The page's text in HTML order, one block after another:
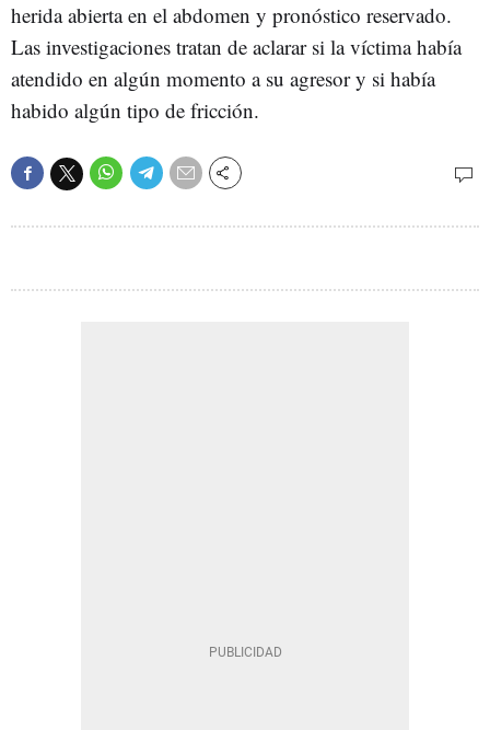
herida abierta en el abdomen y pronóstico reservado.
Las investigaciones tratan de aclarar si la víctima había
atendido en algún momento a su agresor y si había
habido algún tipo de fricción.